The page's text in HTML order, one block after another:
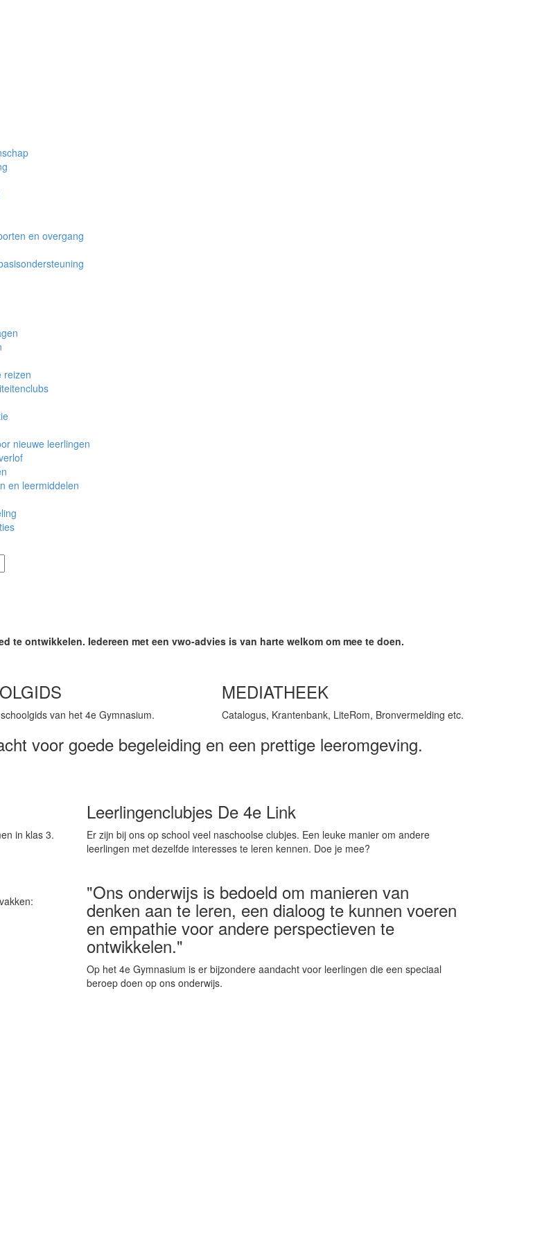
en overgang
reizen
nieuwe leerlingen
en leermiddelen
te ontwikkelen. Iedereen met een vwo-advies is van harte welkom om mee te doen.
van het 4e Gymnasium.
MEDIATHEEK
Catalogus, Krantenbank, LiteRom, Bronvermelding etc.
voor goede begeleiding en een prettige leeromgeving.
in klas 3.
Leerlingenclubjes De 4e Link
Er zijn bij ons op school veel naschoolse clubjes. Een leuke manier om andere
leerlingen met dezelfde interesses te leren kennen. Doe je mee?
"Ons onderwijs is bedoeld om manieren van
denken aan te leren, een dialoog te kunnen voeren
en empathie voor andere perspectieven te
ontwikkelen."
Op het 4e Gymnasium is er bijzondere aandacht voor leerlingen die een speciaal
beroep doen op ons onderwijs.